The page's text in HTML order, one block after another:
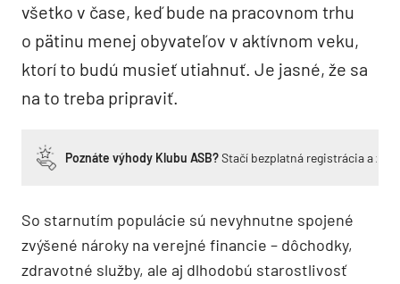
všetko v čase, keď bude na pracovnom trhu
o pätinu menej obyvateľov v aktívnom veku,
ktorí to budú musieť utiahnuť. Je jasné, že sa
na to treba pripraviť.
Poznáte výhody Klubu ASB?Stačí bezplatná registrácia a
So starnutím populácie sú nevyhnutne spojené
zvýšené nároky na verejné financie – dôchodky,
zdravotné služby, ale aj dlhodobú starostlivosť